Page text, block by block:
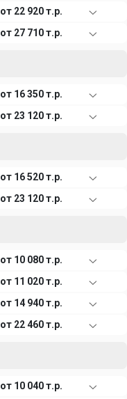
от 22 920 т.р.
от 27 710 т.р.
от 16 350 т.р.
от 23 120 т.р.
от 16 520 т.р.
от 23 120 т.р.
от 10 080 т.р.
от 11 020 т.р.
от 14 940 т.р.
от 22 460 т.р.
от 10 040 т.р.